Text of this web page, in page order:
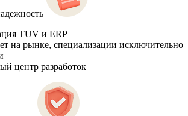
TUV и ERP
на рынке, специализации исключительно
центр разработок